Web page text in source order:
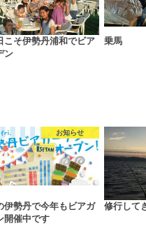
こそ伊勢丹浦和でビア
ン
乗馬
お知らせ
伊勢丹で今年もビアガ
開催中です
修行して